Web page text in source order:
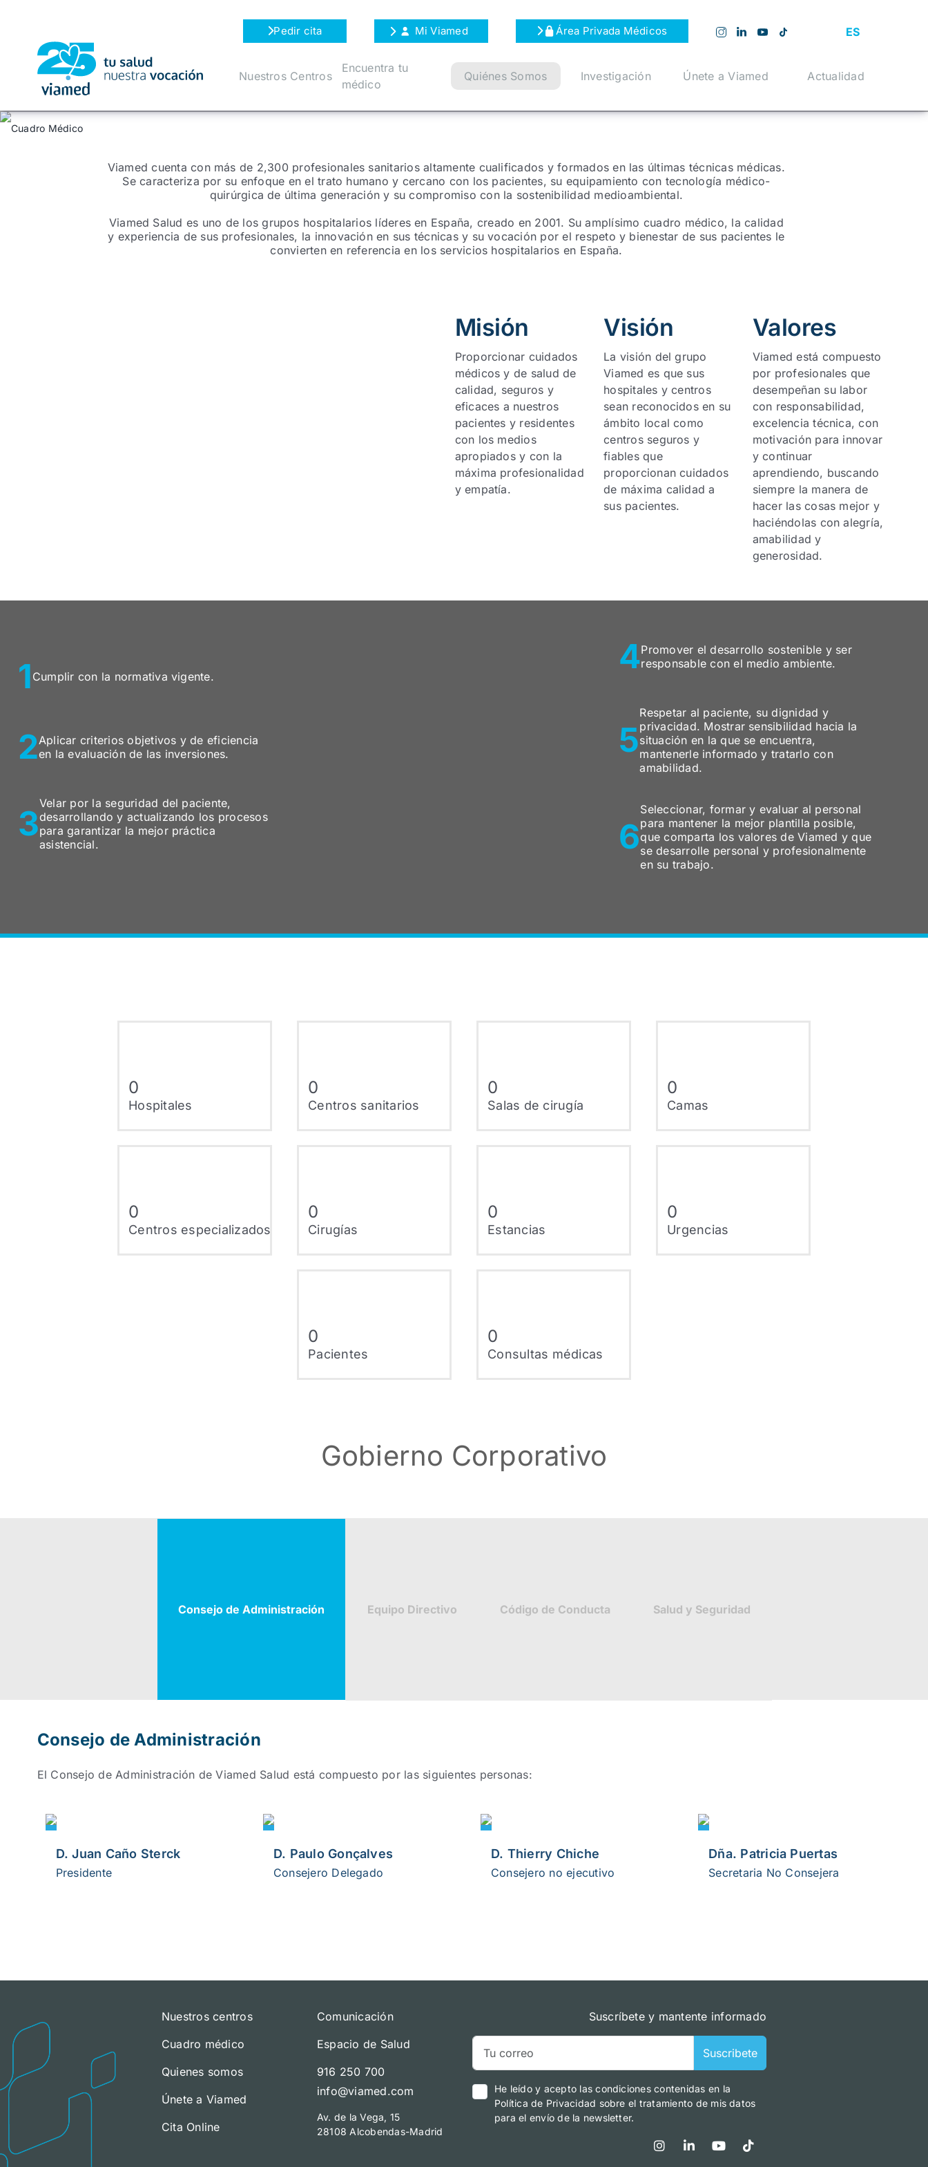
contenido
Pedir cita Mi Viamed Área Privada Médicos ES
Nuestros Centros
Encuentra tu
médico
Quiénes Somos Investigación Únete a Viamed Actualidad
Viamed cuenta con más de 2,300 profesionales sanitarios altamente cualificados y formados en las últimas técnicas médicas.
Se caracteriza por su enfoque en el trato humano y cercano con los pacientes, su equipamiento con tecnología médico-
quirúrgica de última generación y su compromiso con la sostenibilidad medioambiental.
Viamed Salud es uno de los grupos hospitalarios líderes en España, creado en 2001. Su amplísimo cuadro médico, la calidad
y experiencia de sus profesionales, la innovación en sus técnicas y su vocación por el respeto y bienestar de sus pacientes le
convierten en referencia en los servicios hospitalarios en España.
Misión
Proporcionar cuidados
médicos y de salud de
calidad, seguros y
eficaces a nuestros
pacientes y residentes
con los medios
apropiados y con la
máxima profesionalidad
y empatía.
Visión
La visión del grupo
Viamed es que sus
hospitales y centros
sean reconocidos en su
ámbito local como
centros seguros y
fiables que
proporcionan cuidados
de máxima calidad a
sus pacientes.
Valores
Viamed está compuesto
por profesionales que
desempeñan su labor
con responsabilidad,
excelencia técnica, con
motivación para innovar
y continuar
aprendiendo, buscando
siempre la manera de
hacer las cosas mejor y
haciéndolas con alegría,
amabilidad y
generosidad.
1 Cumplir con la normativa vigente.
2Aplicar criterios objetivos y de eficiencia
en la evaluación de las inversiones.
3Velar por la seguridad del paciente,
desarrollando y actualizando los procesos
para garantizar la mejor práctica
asistencial.
4Promover el desarrollo sostenible y ser
responsable con el medio ambiente.
5
Respetar al paciente, su dignidad y
privacidad. Mostrar sensibilidad hacia la
situación en la que se encuentra,
mantenerle informado y tratarlo con
amabilidad.
6
Seleccionar, formar y evaluar al personal
para mantener la mejor plantilla posible,
que comparta los valores de Viamed y que
se desarrolle personal y profesionalmente
en su trabajo.
0
Hospitales
0
Centros sanitarios
0
Salas de cirugía
0
Camas
0
Centros especializados
0
Cirugías
0
Estancias
0
Urgencias
0
Pacientes
0
Consultas médicas
Gobierno Corporativo
Consejo de Administración Equipo Directivo Código de Conducta Salud y Seguridad
Consejo de Administración
El Consejo de Administración de Viamed Salud está compuesto por las siguientes personas:
D. Juan Caño Sterck
Presidente
D. Paulo Gonçalves
Consejero Delegado
D. Thierry Chiche
Consejero no ejecutivo
Dña. Patricia Puertas
Secretaria No Consejera
Nuestros centros
Cuadro médico
Quienes somos
Únete a Viamed
Cita Online
Comunicación
Espacio de Salud
916 250 700
info@viamed.com
Av. de la Vega, 15
28108 Alcobendas-Madrid
Suscríbete y mantente informado
Suscribete
He leído y acepto las condiciones contenidas en la
Política de Privacidad sobre el tratamiento de mis datos
para el envío de la newsletter.